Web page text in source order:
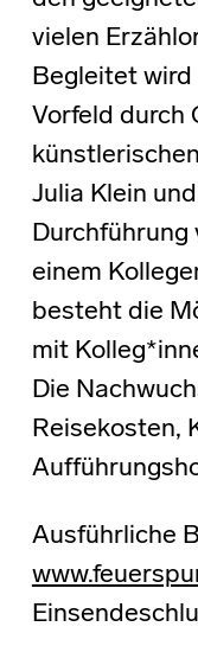
vielen
Begleitet wird
Vorfeld durch
Julia Klein
Durchführung
einem
besteht die
mit
Die
Reisekosten,
Ausführliche